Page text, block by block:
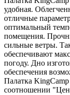
удобная.
отличные
оптимальный
помещения.
сильные ветры.
обеспечивают
погоду. Дно
обеспечения
Палатка
соотношении